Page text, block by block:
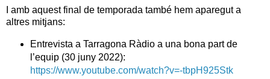
I amb aquest final de temporada també hem aparegut a
altres mitjans:
Entrevista a Tarragona Ràdio a una bona part de
l’equip (30 juny 2022):
https://www.youtube.com/watch?v=-tbpH925Stk